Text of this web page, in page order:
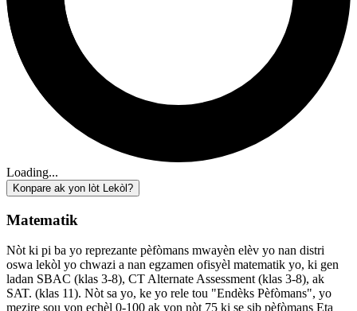
Loading...
Konpare ak yon lòt Lekòl?
Matematik
Nòt ki pi ba yo reprezante pèfòmans mwayèn elèv yo nan distri
oswa lekòl yo chwazi a nan egzamen ofisyèl matematik yo, ki gen
ladan SBAC (klas 3-8), CT Alternate Assessment (klas 3-8), ak
SAT. (klas 11). Nòt sa yo, ke yo rele tou "Endèks Pèfòmans", yo
mezire sou yon echèl 0-100 ak yon nòt 75 ki se sib pèfòmans Eta